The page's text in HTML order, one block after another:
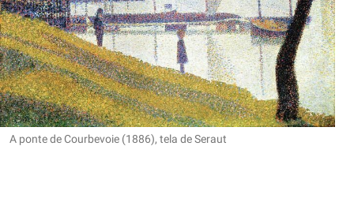
A ponte de Courbevoie (1886), tela de Seraut